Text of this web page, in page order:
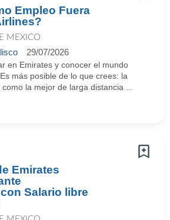
Empleo Fuera
MEXICO
29/07/2026
en Emirates y conocer el mundo
más posible de lo que crees: la
la mejor de larga distancia ...
Emirates
Salario libre